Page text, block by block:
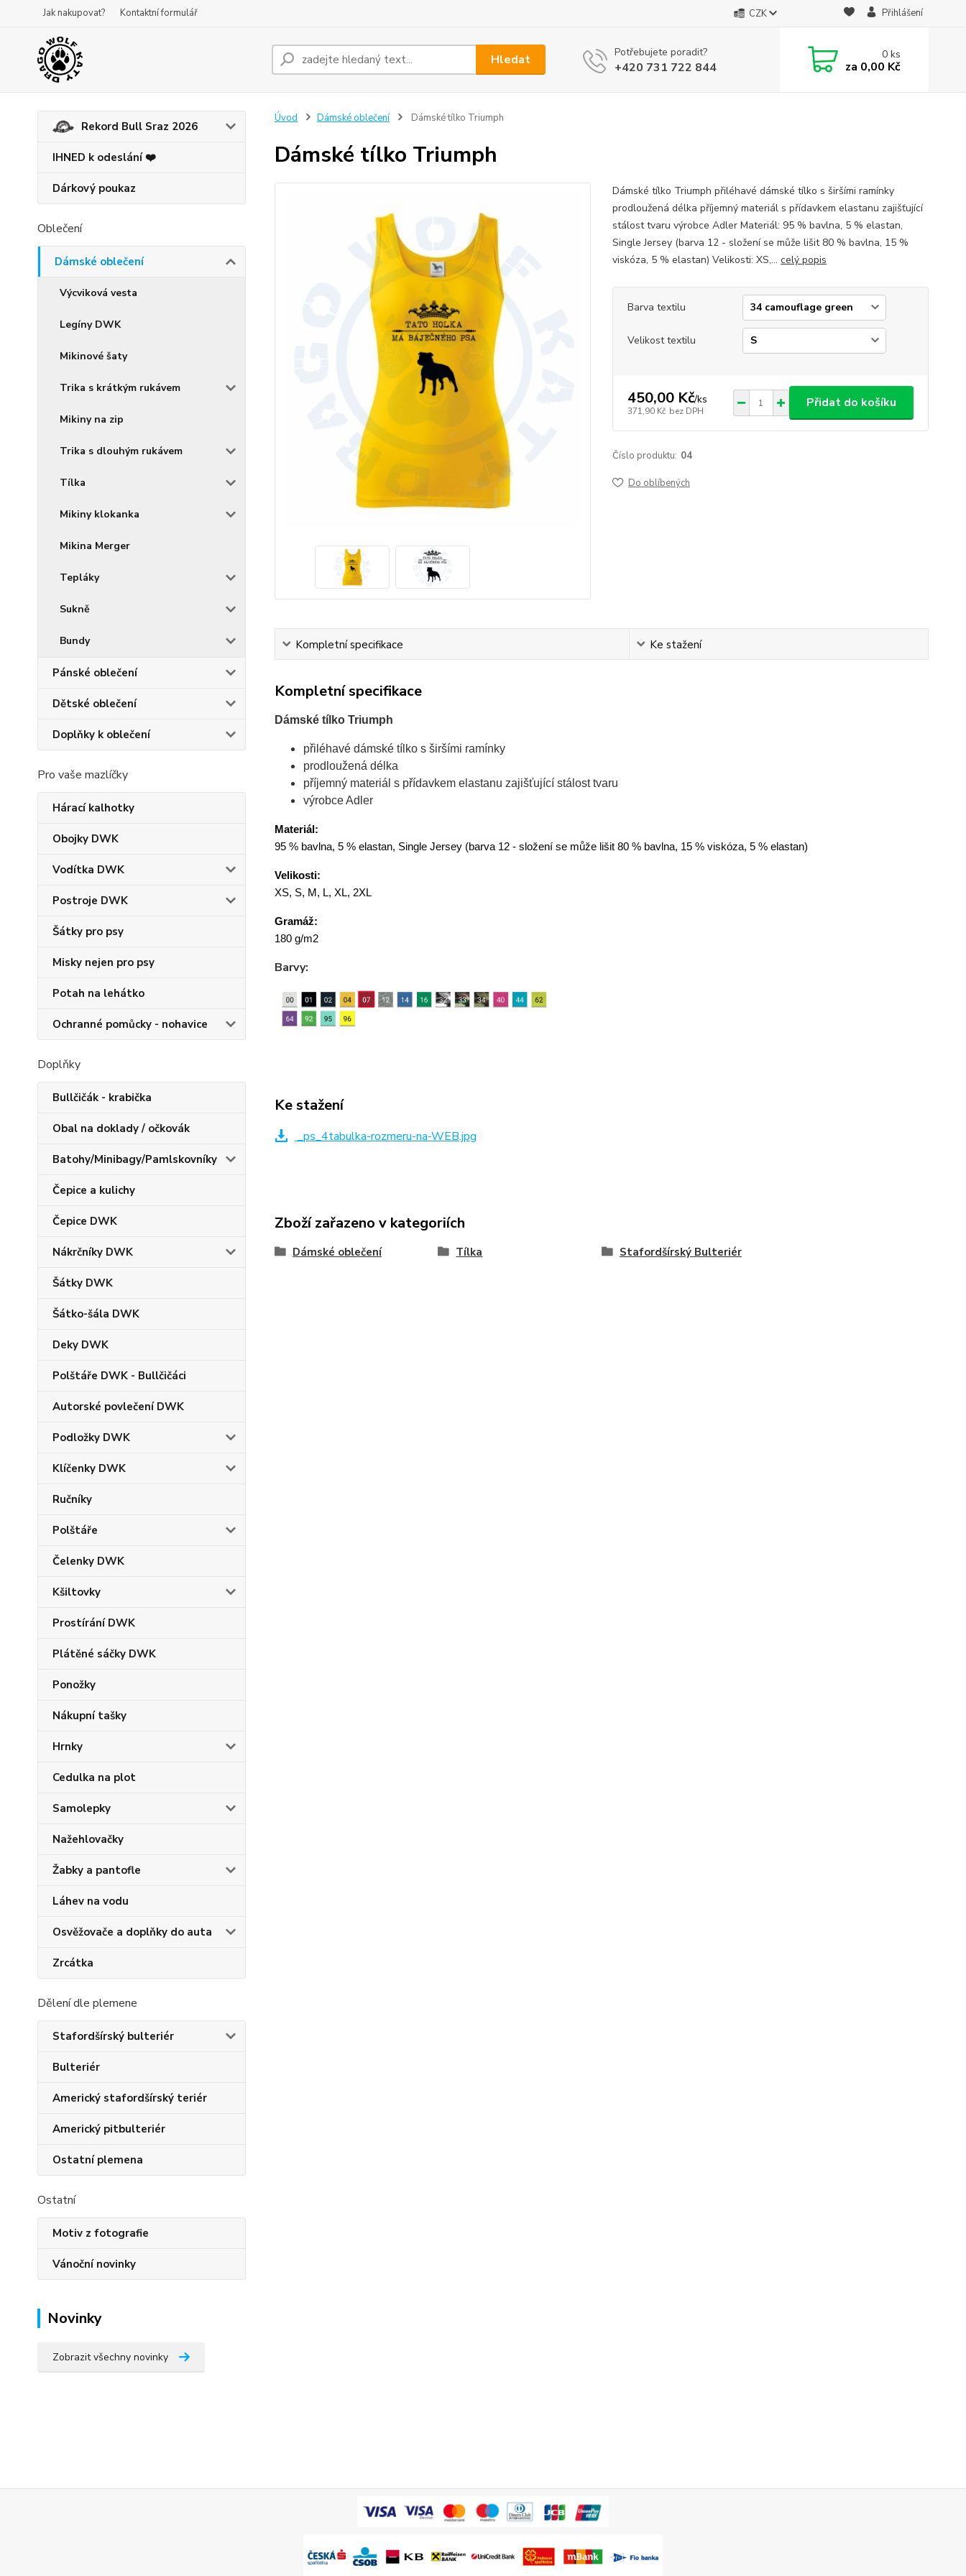
Jak nakupovat? Kontaktní formulář CZK Přihlášení
Hledat Potřebujete poradit?
+420 731 722 844
0ks
za 0,00 Kč
Rekord Bull Sraz 2026
IHNED k odeslání ❤️
Dárkový poukaz
Oblečení
Dámské oblečení
Výcviková vesta
Legíny DWK
Mikinové šaty
Trika s krátkým rukávem
Mikiny na zip
Trika s dlouhým rukávem
Tílka
Mikiny klokanka
Mikina Merger
Tepláky
Sukně
Bundy
Pánské oblečení
Dětské oblečení
Doplňky k oblečení
Pro vaše mazlíčky
Hárací kalhotky
Obojky DWK
Vodítka DWK
Postroje DWK
Šátky pro psy
Misky nejen pro psy
Potah na lehátko
Ochranné pomůcky - nohavice
Doplňky
Bullčičák - krabička
Obal na doklady / očkovák
Batohy/Minibagy/Pamlskovníky
Čepice a kulichy
Čepice DWK
Nákrčníky DWK
Šátky DWK
Šátko-šála DWK
Deky DWK
Polštáře DWK - Bullčičáci
Autorské povlečení DWK
Podložky DWK
Klíčenky DWK
Ručníky
Polštáře
Čelenky DWK
Kšiltovky
Prostírání DWK
Plátěné sáčky DWK
Ponožky
Nákupní tašky
Hrnky
Cedulka na plot
Samolepky
Nažehlovačky
Žabky a pantofle
Láhev na vodu
Osvěžovače a doplňky do auta
Zrcátka
Dělení dle plemene
Stafordšírský bulteriér
Bulteriér
Americký stafordšírský teriér
Americký pitbulteriér
Ostatní plemena
Ostatní
Motiv z fotografie
Vánoční novinky
Novinky
Zobrazit všechny novinky
Úvod Dámské oblečení Dámské tílko Triumph
Dámské tílko Triumph
Dámské tílko Triumph přiléhavé dámské tílko s širšími ramínky
prodloužená délka příjemný materiál s přídavkem elastanu zajišťující
stálost tvaru výrobce Adler Materiál: 95 % bavlna, 5 % elastan,
Single Jersey (barva 12 - složení se může lišit 80 % bavlna, 15 %
viskóza, 5 % elastan) Velikosti: XS,... celý popis
Barva textilu
Velikost textilu
450,00 Kč/ks
371,90 Kč bez DPH
Přidat do košíku
Číslo produktu: 04
Do oblíbených
Kompletní specifikace Ke stažení
Kompletní specifikace
Dámské tílko Triumph
přiléhavé dámské tílko s širšími ramínky
prodloužená délka
příjemný materiál s přídavkem elastanu zajišťující stálost tvaru
výrobce Adler
Materiál:
95 % bavlna, 5 % elastan, Single Jersey (barva 12 - složení se může lišit 80 % bavlna, 15 % viskóza, 5 % elastan)
Velikosti:
XS, S, M, L, XL, 2XL
Gramáž:
180 g/m2
Barvy:
Ke stažení
_ps_4tabulka-rozmeru-na-WEB.jpg
Zboží zařazeno v kategoriích
Dámské oblečení Tílka Stafordšírský Bulteriér